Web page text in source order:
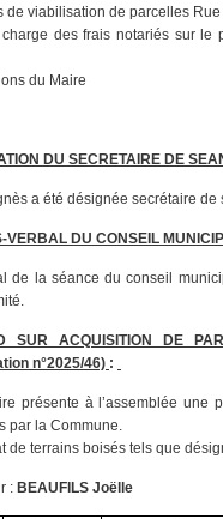
de viabilisation de parcelles
charge des frais notariés sur le
du Maire
DU SECRETAIRE DE
a été désignée secrétaire de
VERBAL DU CONSEIL
de la séance du conseil
SUR ACQUISITION DE
n°2025/46) :
présente à l’assemblée une
par la Commune.
de terrains boisés tels que
: BEAUFILS Joëlle